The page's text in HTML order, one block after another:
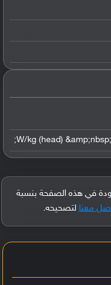
في هذه الصفحة بنسبة
معنا لتصحيحه.